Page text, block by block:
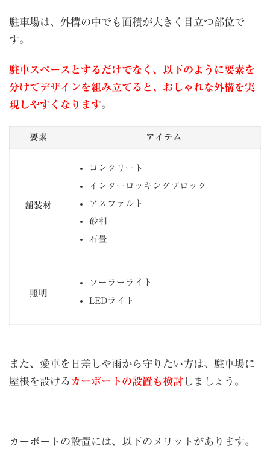
駐車場は、外構の中でも面積が大きく目立つ部位で
す。
駐車スペースとするだけでなく、以下のように要素を
分けてデザインを組み立てると、おしゃれな外構を実
現しやすくなります。
要素 アイテム
舗装材
コンクリート
インターロッキングブロック
アスファルト
砂利
石畳
照明
ソーラーライト
LEDライト
また、愛車を日差しや雨から守りたい方は、駐車場に
屋根を設ける カーポートの設置も検討 しましょう。
カーポートの設置には、以下のメリットがあります。